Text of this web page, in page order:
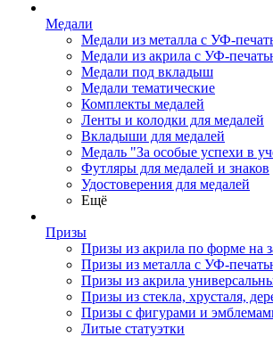
Медали
Медали из металла с УФ-
Медали из акрила с УФ-
Медали под вкладыш
Медали тематические
Комплекты медалей
Ленты и колодки для медалей
Вкладыши для медалей
Медаль "За особые успехи в
Футляры для медалей и знаков
Удостоверения для медалей
Ещё
Призы
Призы из акрила по форме на
Призы из металла с УФ-
Призы из акрила
Призы из стекла, хрусталя,
Призы с фигурами и
Литые статуэтки